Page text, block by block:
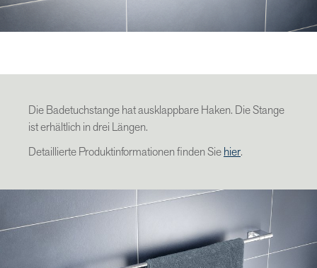
Die Badetuchstange hat ausklappbare Haken. Die Stange
ist erhältlich in drei Längen.
Detaillierte Produktinformationen finden Siehier.